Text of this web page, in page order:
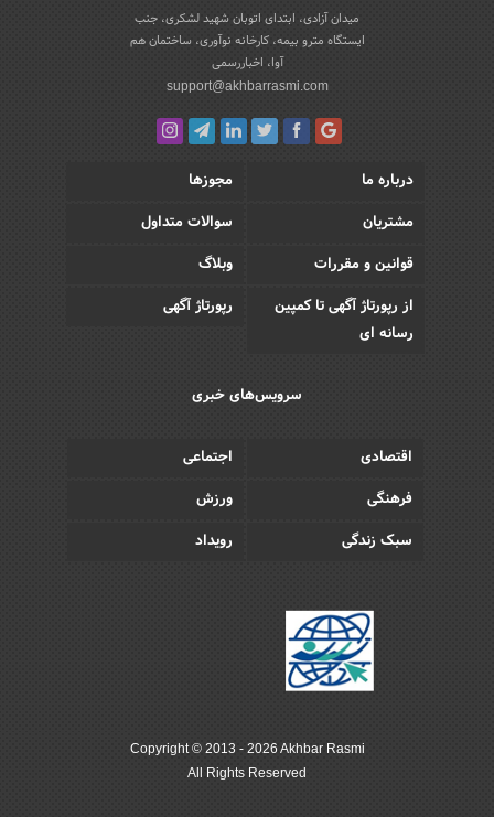
میدان آزادی، ابتدای اتوبان شهید لشکری، جنب
ایستگاه مترو بیمه، کارخانه نوآوری، ساختمان هم
آوا، اخباررسمی
support@akhbarrasmi.com
درباره ما
مجوزها
مشتریان
سوالات متداول
قوانین و مقررات
وبلاگ
از رپورتاژ آگهی تا کمپین
رسانه ای
رپورتاژ آگهی
سرویس‌های خبری
اقتصادی
اجتماعی
فرهنگی
ورزش
سبک زندگی
رویداد
Copyright © 2013 - 2026 Akhbar Rasmi
All Rights Reserved